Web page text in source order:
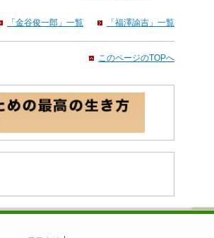
「福澤諭吉」一覧
「金谷俊一郎」一覧
このページのTOPへ